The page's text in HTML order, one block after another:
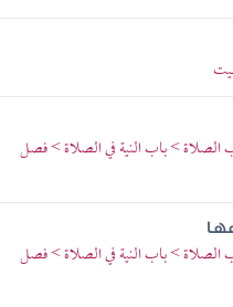
الصلاة > باب النية في الصلاة > فصل
الصلاة > باب النية في الصلاة > فصل